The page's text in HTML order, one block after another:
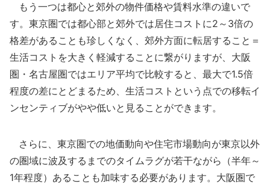
もう一つは都心と郊外の物件価格や賃料水準の違いで
す。東京圏では都心部と郊外では居住コストに2～3倍の
格差があることも珍しくなく、郊外方面に転居すること＝
生活コストを大きく軽減することに繋がりますが、大阪
圏・名古屋圏ではエリア平均で比較すると、最大で1.5倍
程度の差にとどまるため、生活コストという点での移転イ
ンセンティブがやや低いと見ることができます。
さらに、東京圏での地価動向や住宅市場動向が東京以外
の圏域に波及するまでのタイムラグが若干ながら（半年～
1年程度）あることも加味する必要があります。大阪圏で